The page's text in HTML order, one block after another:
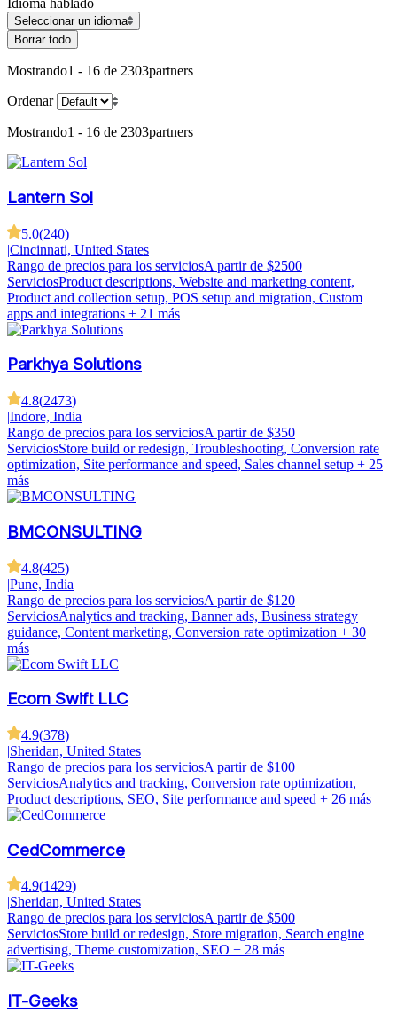
Idioma hablado
Seleccionar un idioma
Borrar todo
Mostrando1 - 16 de 2303partners
Ordenar
Mostrando1 - 16 de 2303partners
Lantern Sol
5.0(240)
|Cincinnati, United States
Rango de precios para los serviciosA partir de $2500
ServiciosProduct descriptions, Website and marketing content,
Product and collection setup, POS setup and migration, Custom
apps and integrations + 21 más
Parkhya Solutions
4.8(2473)
|Indore, India
Rango de precios para los serviciosA partir de $350
ServiciosStore build or redesign, Troubleshooting, Conversion rate
optimization, Site performance and speed, Sales channel setup + 25
más
BMCONSULTING
4.8(425)
|Pune, India
Rango de precios para los serviciosA partir de $120
ServiciosAnalytics and tracking, Banner ads, Business strategy
guidance, Content marketing, Conversion rate optimization + 30
más
Ecom Swift LLC
4.9(378)
|Sheridan, United States
Rango de precios para los serviciosA partir de $100
ServiciosAnalytics and tracking, Conversion rate optimization,
Product descriptions, SEO, Site performance and speed + 26 más
CedCommerce
4.9(1429)
Sheridan, United States
Rango de precios para los serviciosA partir de $500
ServiciosStore build or redesign, Store migration, Search engine
advertising, Theme customization, SEO + 28 más
IT-Geeks